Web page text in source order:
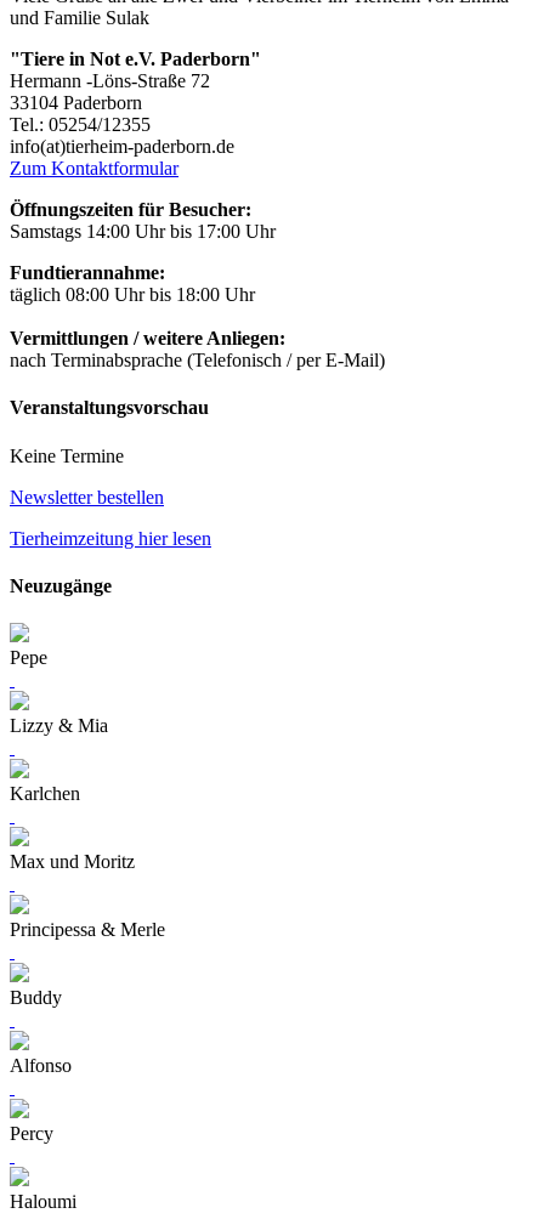
und Familie Sulak
"Tiere in Not e.V. Paderborn"
Hermann -Löns-Straße 72
33104 Paderborn
Tel.: 05254/12355
info(at)tierheim-paderborn.de
Zum Kontaktformular
Öffnungszeiten für Besucher:
Samstags 14:00 Uhr bis 17:00 Uhr
Fundtierannahme:
täglich 08:00 Uhr bis 18:00 Uhr
Vermittlungen / weitere Anliegen:
nach Terminabsprache (Telefonisch / per E-Mail)
Veranstaltungsvorschau
Keine Termine
Newsletter bestellen
Tierheimzeitung hier lesen
Neuzugänge
Pepe
Lizzy & Mia
Karlchen
Max und Moritz
Principessa & Merle
Buddy
Alfonso
Percy
Haloumi